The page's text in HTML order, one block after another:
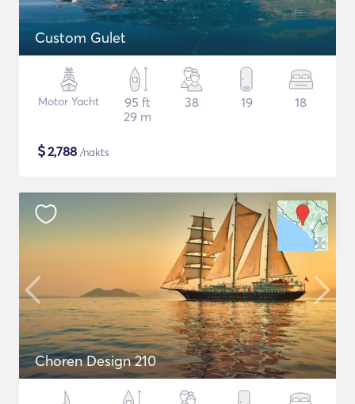
Custom Gulet
Motor Yacht
95 ft
29 m
38 19 18
$2,788 /nakts
Choren Design 210